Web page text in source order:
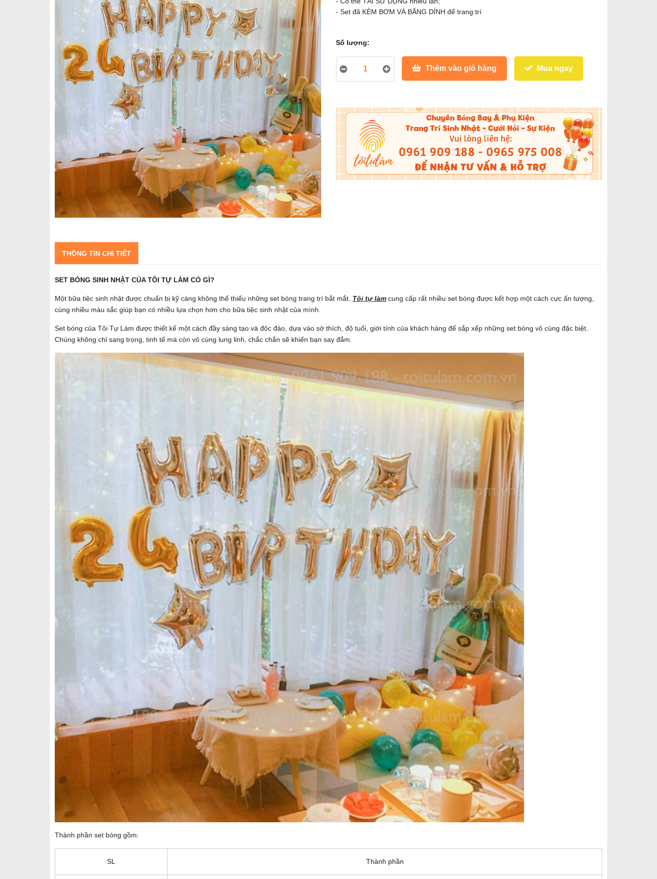
- Set đã KÈM BƠM VÀ BĂNG DÍNH để trang trí
Số lượng:
Thêm vào giỏ hàng Mua ngay
THÔNG TIN CHI TIẾT
SET BÓNG SINH NHẬT CỦA TÔI TỰ LÀM CÓ GÌ?
Một bữa tiệc sinh nhật được chuẩn bị kỹ càng không thể thiếu những set bóng trang trí bắt mắt. Tôi tự làm cung cấp rất nhiều set bóng được kết hợp một cách cực ấn tượng,
cùng nhiều màu sắc giúp bạn có nhiều lựa chọn hơn cho bữa tiệc sinh nhật của mình.
Set bóng của Tôi Tự Làm được thiết kế một cách đầy sáng tạo và độc đáo, dựa vào sở thích, độ tuổi, giới tính của khách hàng để sắp xếp những set bóng vô cùng đặc biệt.
Chúng không chỉ sang trọng, tinh tế mà còn vô cùng lung linh, chắc chắn sẽ khiến bạn say đắm.
Thành phần set bóng gồm:
SL Thành phần